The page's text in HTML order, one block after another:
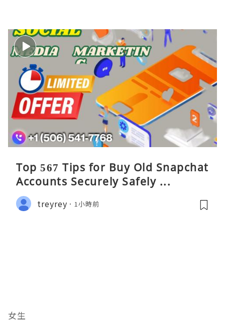
Top 567 Tips for Buy Old Snapchat
Accounts Securely Safely ...
treyrey 1小時前
女生